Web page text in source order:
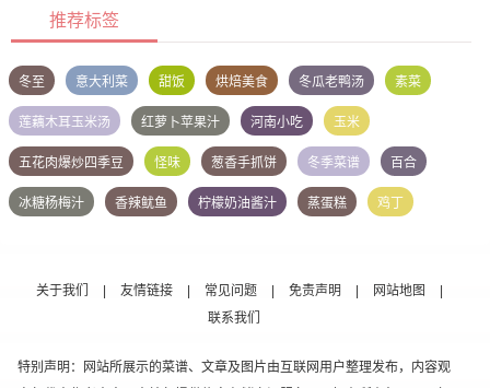
推荐标签
冬至 意大利菜 甜饭 烘焙美食 冬瓜老鸭汤 素菜
莲藕木耳玉米汤 红萝卜苹果汁 河南小吃 玉米
五花肉爆炒四季豆 怪味 葱香手抓饼 冬季菜谱 百合
冰糖杨梅汁 香辣鱿鱼 柠檬奶油酱汁 蒸蛋糕 鸡丁
关于我们 友情链接 常见问题 免责声明 网站地图
联系我们
特别声明：网站所展示的菜谱、文章及图片由互联网用户整理发布，内容观